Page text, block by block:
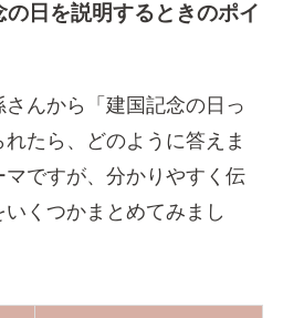
日を説明するときのポイ
んから「建国記念の日っ
たら、どのように答えま
ですが、分かりやすく伝
くつかまとめてみまし